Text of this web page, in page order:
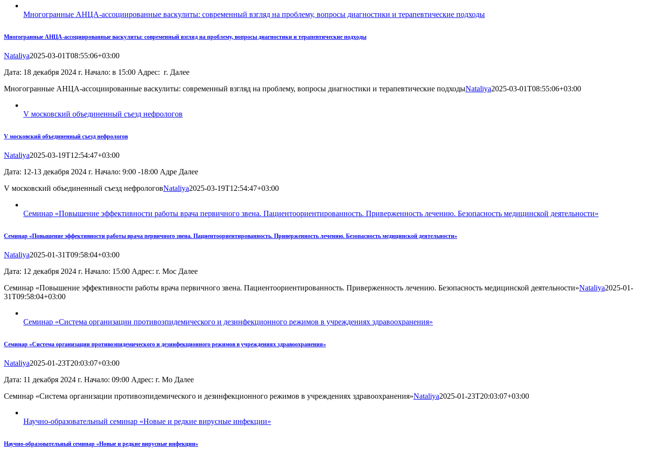
Многогранные АНЦА-ассоциированные васкулиты: современный взгляд на проблему, вопросы диагностики и терапевтические подходы
Многогранные АНЦА-ассоциированные васкулиты: современный взгляд на проблему, вопросы диагностики и терапевтические подходы
Nataliya2025-03-01T08:55:06+03:00
Дата: 18 декабря 2024 г. Начало: в 15:00 Адрес: г. Далее
Многогранные АНЦА-ассоциированные васкулиты: современный взгляд на проблему, вопросы диагностики и терапевтические подходыNataliya2025-03-01T08:55:06+03:00
V московский объединенный съезд нефрологов
V московский объединенный съезд нефрологов
Nataliya2025-03-19T12:54:47+03:00
Дата: 12-13 декабря 2024 г. Начало: 9:00 -18:00 Адре Далее
V московский объединенный съезд нефрологовNataliya2025-03-19T12:54:47+03:00
Семинар «Повышение эффективности работы врача первичного звена. Пациентоориентированность. Приверженность лечению. Безопасность медицинской деятельности»
Семинар «Повышение эффективности работы врача первичного звена. Пациентоориентированность. Приверженность лечению. Безопасность медицинской деятельности»
Nataliya2025-01-31T09:58:04+03:00
Дата: 12 декабря 2024 г. Начало: 15:00 Адрес: г. Мос Далее
Семинар «Повышение эффективности работы врача первичного звена. Пациентоориентированность. Приверженность лечению. Безопасность медицинской деятельности»Nataliya2025-01-
31T09:58:04+03:00
Семинар «Система организации противоэпидемического и дезинфекционного режимов в учреждениях здравоохранения»
Семинар «Система организации противоэпидемического и дезинфекционного режимов в учреждениях здравоохранения»
Nataliya2025-01-23T20:03:07+03:00
Дата: 11 декабря 2024 г. Начало: 09:00 Адрес: г. Мо Далее
Семинар «Система организации противоэпидемического и дезинфекционного режимов в учреждениях здравоохранения»Nataliya2025-01-23T20:03:07+03:00
Научно-образовательный семинар «Новые и редкие вирусные инфекции»
Научно-образовательный семинар «Новые и редкие вирусные инфекции»